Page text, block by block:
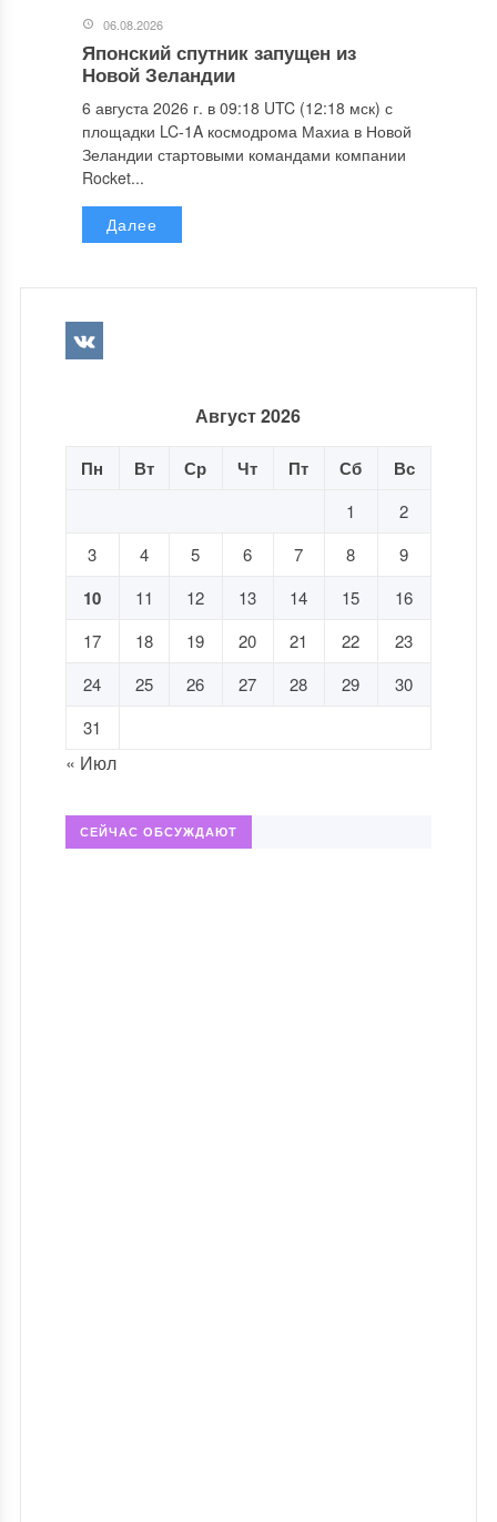
06.08.2026
Японский спутник запущен из
Новой Зеландии
6 августа 2026 г. в 09:18 UTC (12:18 мск) с
площадки LC-1A космодрома Махиа в Новой
Зеландии стартовыми командами компании
Rocket...
Далее
Август 2026
Пн Вт Ср Чт Пт Сб Вс
1
2
3
4 5 6 7 8 9
10 11 12 13 14 15
16
17
18 19 20 21 22
23
24
25 26 27 28 29
30
31
« Июл
СЕЙЧАС ОБСУЖДАЮТ